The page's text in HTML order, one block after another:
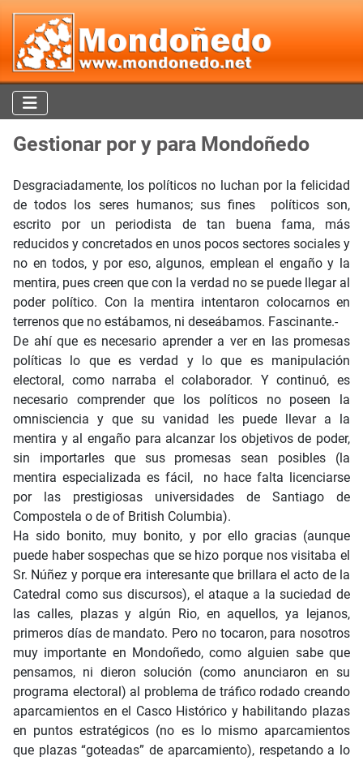
Gestionar por y para Mondoñedo
Desgraciadamente, los políticos no luchan por la felicidad
de todos los seres humanos; sus fines políticos son,
escrito por un periodista de tan buena fama, más
reducidos y concretados en unos pocos sectores sociales y
no en todos, y por eso, algunos, emplean el engaño y la
mentira, pues creen que con la verdad no se puede llegar al
poder político. Con la mentira intentaron colocarnos en
terrenos que no estábamos, ni deseábamos. Fascinante.-
De ahí que es necesario aprender a ver en las promesas
políticas lo que es verdad y lo que es manipulación
electoral, como narraba el colaborador. Y continuó, es
necesario comprender que los políticos no poseen la
omnisciencia y que su vanidad les puede llevar a la
mentira y al engaño para alcanzar los objetivos de poder,
sin importarles que sus promesas sean posibles (la
mentira especializada es fácil, no hace falta licenciarse
por las prestigiosas universidades de Santiago de
Compostela o de of British Columbia).
Ha sido bonito, muy bonito, y por ello gracias (aunque
puede haber sospechas que se hizo porque nos visitaba el
Sr. Núñez y porque era interesante que brillara el acto de la
Catedral como sus discursos), el ataque a la suciedad de
las calles, plazas y algún Rio, en aquellos, ya lejanos,
primeros días de mandato. Pero no tocaron, para nosotros
muy importante en Mondoñedo, como alguien sabe que
pensamos, ni dieron solución (como anunciaron en su
programa electoral) al problema de tráfico rodado creando
aparcamientos en el Casco Histórico y habilitando plazas
en puntos estratégicos (no es lo mismo aparcamientos
que plazas “goteadas” de aparcamiento), respetando a lo